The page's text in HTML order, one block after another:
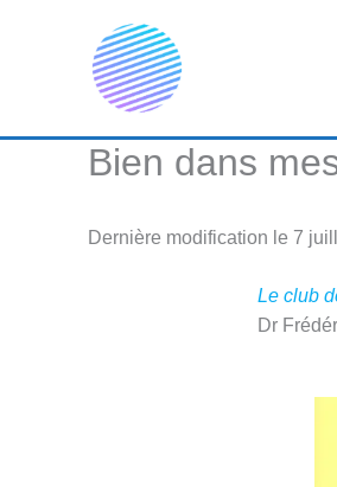
Bien dans
Dernière modification le 7
Le club
Dr